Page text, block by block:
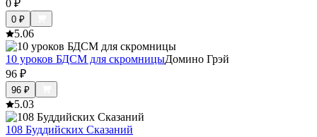
0 ₽
0 ₽
5.06
10 уроков БДСМ для скромницыДомино Грэй
96 ₽
96 ₽
5.03
108 Буддийских Сказаний